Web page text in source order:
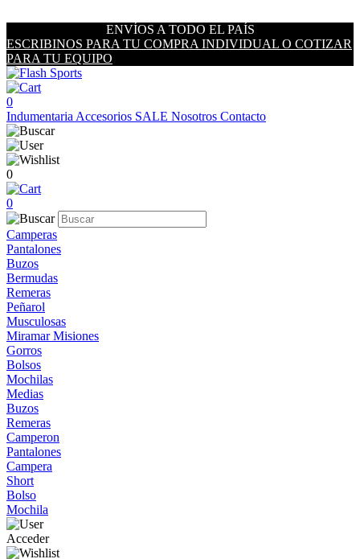
ENVÍOS A TODO EL PAÍS
ESCRIBINOS PARA TU COMPRA INDIVIDUAL O COTIZAR
PARA TU EQUIPO
0
Indumentaria Accesorios SALE Nosotros Contacto
0
0
Camperas
Pantalones
Buzos
Bermudas
Remeras
Peñarol
Musculosas
Miramar Misiones
Gorros
Bolsos
Mochilas
Medias
Buzos
Remeras
Camperon
Pantalones
Campera
Short
Bolso
Mochila
Acceder